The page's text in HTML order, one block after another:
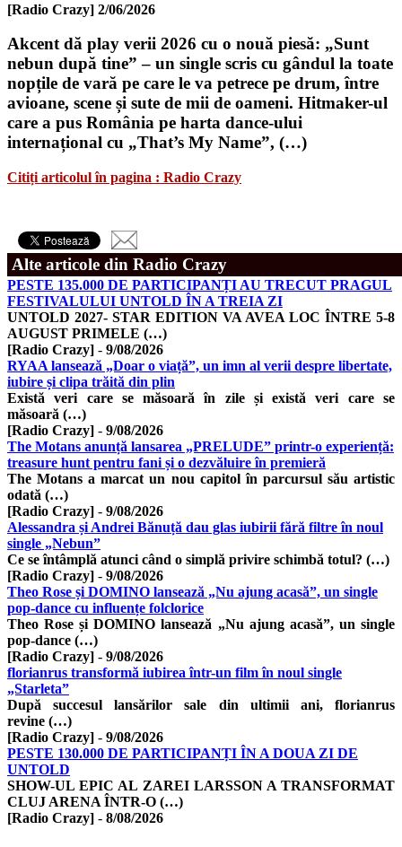
[Radio Crazy] 2/06/2026
Akcent dă play verii 2026 cu o nouă piesă: „Sunt
nebun după tine” – un single scris cu gândul la toate
nopțile de vară pe care le va petrece pe drum, între
avioane, scene și sute de mii de oameni. Hitmaker-ul
care a pus România pe harta dance-ului
internațional cu „That’s My Name”, (…)
Citiți articolul în pagina : Radio Crazy
Alte articole din Radio Crazy
PESTE 135.000 DE PARTICIPANȚI AU TRECUT PRAGUL
FESTIVALULUI UNTOLD ÎN A TREIA ZI
UNTOLD 2027- STAR EDITION VA AVEA LOC ÎNTRE 5-8
AUGUST PRIMELE (…)
[Radio Crazy] - 9/08/2026
RYAA lansează „Doar o viață”, un imn al verii despre libertate,
iubire și clipa trăită din plin
Există veri care se măsoară în zile și există veri care se
măsoară (…)
[Radio Crazy] - 9/08/2026
The Motans anunță lansarea „PRELUDE” printr-o experiență:
treasure hunt pentru fani și o dezvăluire în premieră
The Motans a marcat un nou capitol în parcursul său artistic
odată (…)
[Radio Crazy] - 9/08/2026
Alessandra și Andrei Bănuță dau glas iubirii fără filtre în noul
single „Nebun”
Ce se întâmplă atunci când o simplă privire schimbă totul? (…)
[Radio Crazy] - 9/08/2026
Theo Rose și DOMINO lansează „Nu ajung acasă”, un single
pop-dance cu influențe folclorice
Theo Rose și DOMINO lansează „Nu ajung acasă”, un single
pop-dance (…)
[Radio Crazy] - 9/08/2026
florianrus transformă iubirea într-un film în noul single
„Starleta”
După succesul lansărilor sale din ultimii ani, florianrus
revine (…)
[Radio Crazy] - 9/08/2026
PESTE 130.000 DE PARTICIPANȚI ÎN A DOUA ZI DE
UNTOLD
SHOW-UL EPIC AL ZAREI LARSSON A TRANSFORMAT
CLUJ ARENA ÎNTR-O (…)
[Radio Crazy] - 8/08/2026